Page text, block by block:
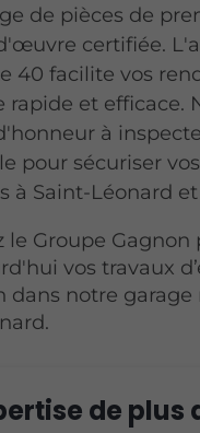
de pièces de
certifiée.
40 facilite vos
rapide et efficace.
à
pour sécuriser
à Saint-Léonard
le Groupe
vos travaux
dans notre garage
de plus